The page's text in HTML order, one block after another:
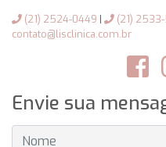
(21) 2524-0449 | (21)
contato@lisclinica.com.br
Envie sua
NOME